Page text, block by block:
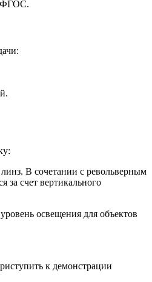
ФГОС.
В сочетании с револьверным
за счет вертикального
освещения для объектов
к демонстрации